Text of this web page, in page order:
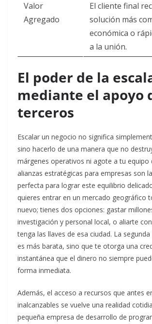
Valor
Agregado
El cliente final
solución más
económica o
a la unión.
El poder de la
mediante el apoyo
terceros
Escalar un negocio no significa
sino hacerlo de una manera que no
márgenes operativos ni agote a tu equipo
alianzas estratégicas para empresas son
perfecta para lograr este equilibrio
quieres entrar en un mercado geográfico
nuevo; tienes dos opciones: gastar
investigación y personal local, o aliarte
tenga las llaves de esa ciudad. La
es más barata, sino que te otorga una
instantánea que el dinero no siempre
forma inmediata.
Además, el acceso a recursos que antes
inalcanzables se vuelve una realidad
pequeña empresa de desarrollo de